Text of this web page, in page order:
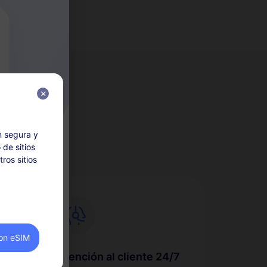
Atención al cliente 24/7
a la
se
segura y
de sitios
sitios
eSIM